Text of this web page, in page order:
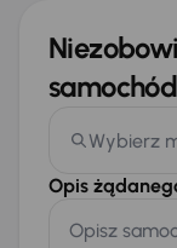
samochód
Wybierz
Opis
Opisz